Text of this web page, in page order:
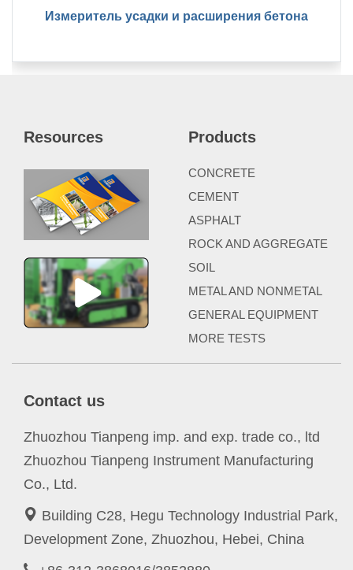
Измеритель усадки и расширения бетона
Resources Products
CONCRETE
CEMENT
ASPHALT
ROCK AND AGGREGATE
SOIL
METAL AND NONMETAL
GENERAL EQUIPMENT
MORE TESTS
Contact us
Zhuozhou Tianpeng imp. and exp. trade co., ltd
Zhuozhou Tianpeng Instrument Manufacturing
Co., Ltd.
Building C28, Hegu Technology Industrial Park,
Development Zone, Zhuozhou, Hebei, China